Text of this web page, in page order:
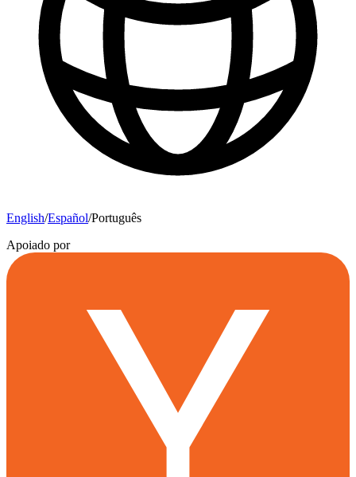
English/Español/Português
Apoiado por